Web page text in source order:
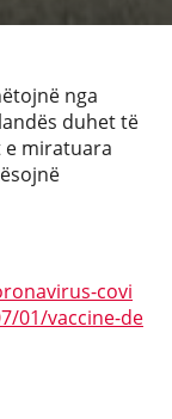
nga
duhet të
e miratuara
covi
01/vaccine-de